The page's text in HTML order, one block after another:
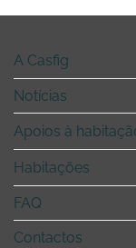
A Casfig
Notícias
Apoios à
Habitações
FAQ
Contactos